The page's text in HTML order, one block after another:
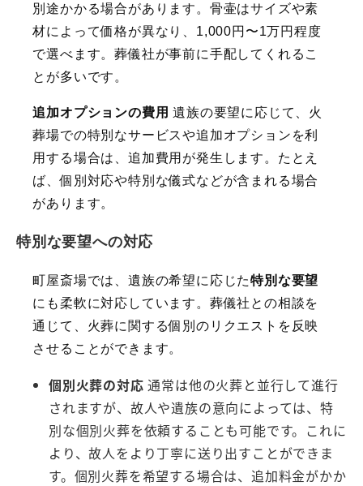
別途かかる場合があります。骨壷はサイズや素
材によって価格が異なり、1,000円〜1万円程度
で選べます。葬儀社が事前に手配してくれるこ
とが多いです。
追加オプションの費用 遺族の要望に応じて、火
葬場での特別なサービスや追加オプションを利
用する場合は、追加費用が発生します。たとえ
ば、個別対応や特別な儀式などが含まれる場合
があります。
特別な要望への対応
町屋斎場では、遺族の希望に応じた特別な要望
にも柔軟に対応しています。葬儀社との相談を
通じて、火葬に関する個別のリクエストを反映
させることができます。
個別火葬の対応 通常は他の火葬と並行して進行
されますが、故人や遺族の意向によっては、特
別な個別火葬を依頼することも可能です。これに
より、故人をより丁寧に送り出すことができま
す。個別火葬を希望する場合は、追加料金がかか